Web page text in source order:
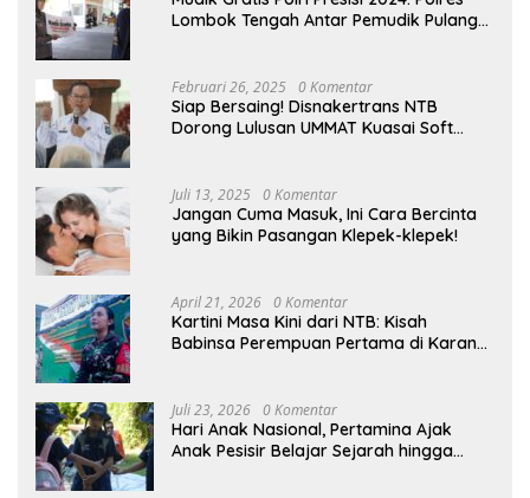
Lombok Tengah Antar Pemudik Pulang
Februari 26, 2025 0 Komentar
Siap Bersaing! Disnakertrans NTB
Dorong Lulusan UMMAT Kuasai Soft
Juli 13, 2025 0 Komentar
Jangan Cuma Masuk, Ini Cara Bercinta
yang Bikin Pasangan Klepek-klepek!
April 21, 2026 0 Komentar
Kartini Masa Kini dari NTB: Kisah
Babinsa Perempuan Pertama di Karang
Juli 23, 2026 0 Komentar
Hari Anak Nasional, Pertamina Ajak
Anak Pesisir Belajar Sejarah hingga